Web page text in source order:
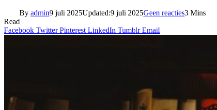
By admin9 juli 2025Updated:9 juli 2025Geen reacties3 Mins
Read
Facebook Twitter Pinterest LinkedIn Tumblr Email